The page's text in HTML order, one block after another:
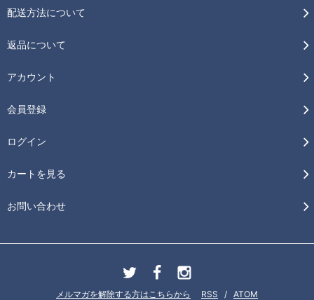
配送方法について
返品について
アカウント
会員登録
ログイン
カートを見る
お問い合わせ
メルマガを解除する方はこちらから RSS / ATOM